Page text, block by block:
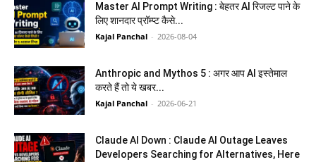
Master AI Prompt Writing : बेहतर AI रिजल्ट पाने के
लिए शानदार प्रॉम्प्ट कैसे...
Kajal Panchal - 2026-08-04
Anthropic and Mythos 5 : अगर आप AI इस्तेमाल
करते हैं तो ये खबर...
Kajal Panchal - 2026-06-21
Claude AI Down : Claude AI Outage Leaves
Developers Searching for Alternatives, Here